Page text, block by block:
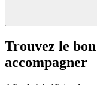
Trouvez le
accompagner